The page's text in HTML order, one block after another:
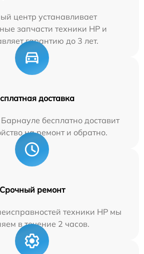
центр устанавливает
запчасти техники HP и
гарантию до 3 лет.
доставка
бесплатно доставит
на ремонт и обратно.
Срочный ремонт
техники HP мы
в течение 2 часов.